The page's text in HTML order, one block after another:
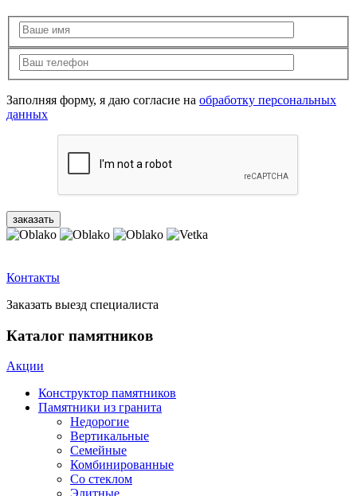
Заполняя форму, я даю согласие на обработку персональных
данных
Контакты
Заказать выезд специалиста
Каталог памятников
Акции
Конструктор памятников
Памятники из гранита
Недорогие
Вертикальные
Семейные
Комбинированные
Со стеклом